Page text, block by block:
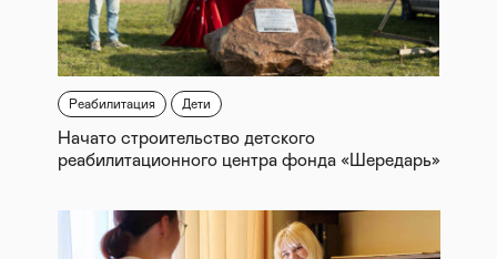
Реабилитация Дети
Начато строительство детского
реабилитационного центра фонда «Шередарь»